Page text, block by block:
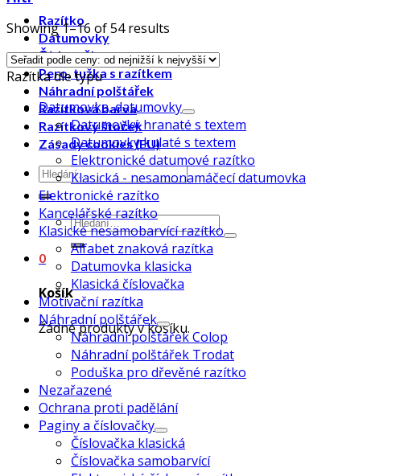
Razítko
Datumovky
Číslovačky
Pero, tužka s razítkem
Náhradní polštářek
Razítková barva
Razítkový štoček
Zásady cookies (EU)
0
Košík
Žádné produkty v košíku.
Showing 1–16 of 54 results
Razítka dle typu
Datumovka, datumovky
Datumovký hranaté s textem
Datumovky kulaté s textem
Elektronické datumové razítko
Klasická - nesamonamáčecí datumovka
Elektronické razítko
Kancelářské razítko
Klasické nesamobarvící razítko
Alfabet znaková razítka
Datumovka klasicka
Klasická číslovačka
Motivační razítka
Náhradní polštářek
Náhradní polštářek Colop
Náhradní polštářek Trodat
Poduška pro dřevěné razítko
Nezařazené
Ochrana proti padělání
Paginy a číslovačky
Číslovačka klasická
Číslovačka samobarvící